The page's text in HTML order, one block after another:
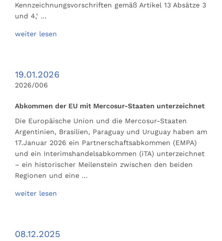
Kennzeichnungsvorschriften gemäß Artikel 13 Absätze 3
und 4,‘ …
weiter lesen
19.01.2026
2026/006
Abkommen der EU mit Mercosur-Staaten unterzeichnet
Die Europäische Union und die Mercosur-Staaten
Argentinien, Brasilien, Paraguay und Uruguay haben am
17.Januar 2026 ein Partnerschaftsabkommen (EMPA)
und ein Interimshandelsabkommen (iTA) unterzeichnet
– ein historischer Meilenstein zwischen den beiden
Regionen und eine …
weiter lesen
08.12.2025